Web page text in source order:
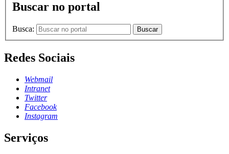
Buscar no portal
Busca: Buscar
Redes Sociais
Webmail
Intranet
Twitter
Facebook
Instagram
Serviços